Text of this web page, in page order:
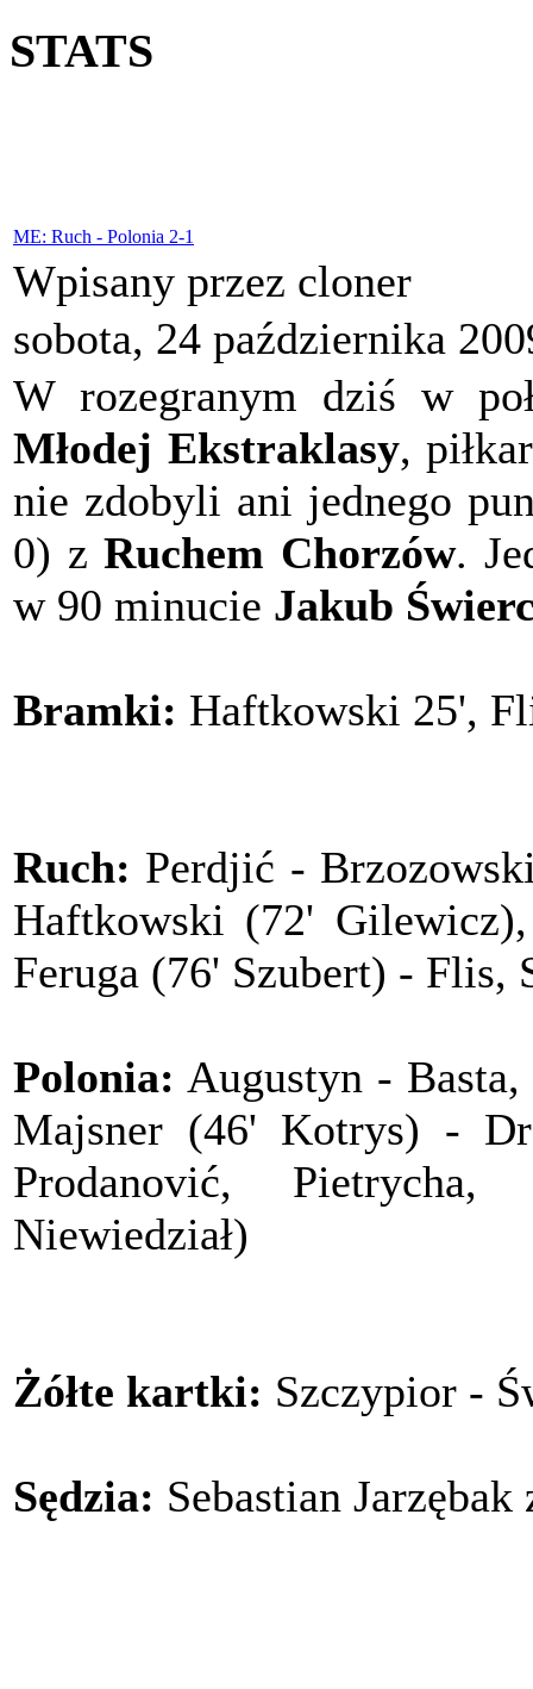
STATS
ME: Ruch - Polonia 2-1
Wpisany przez cloner
sobota, 24 października
W rozegranym dziś w
Młodej Ekstraklasy,
nie zdobyli ani jednego
0) zRuchem Chorzów.
w 90 minucie Jakub
Bramki: Haftkowski 25',
Ruch: Perdjić -
Haftkowski (72'
Feruga (76' Szubert) - Flis,
Polonia: Augustyn -
Majsner (46' Kotrys) -
Prodanović,
Niewiedział)
Żółte kartki: Szczypior -
Sędzia: Sebastian